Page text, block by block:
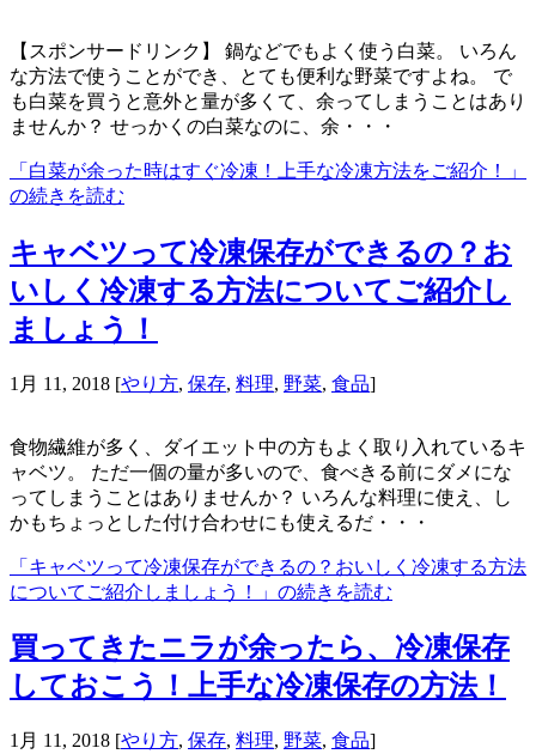
【スポンサードリンク】 鍋などでもよく使う白菜。 いろん
な方法で使うことができ、とても便利な野菜ですよね。 で
も白菜を買うと意外と量が多くて、余ってしまうことはあり
ませんか？ せっかくの白菜なのに、余・・・
「白菜が余った時はすぐ冷凍！上手な冷凍方法をご紹介！」
の続きを読む
キャベツって冷凍保存ができるの？お
いしく冷凍する方法についてご紹介し
ましょう！
1月 11, 2018 [やり方, 保存, 料理, 野菜, 食品]
食物繊維が多く、ダイエット中の方もよく取り入れているキ
ャベツ。 ただ一個の量が多いので、食べきる前にダメにな
ってしまうことはありませんか？ いろんな料理に使え、し
かもちょっとした付け合わせにも使えるだ・・・
「キャベツって冷凍保存ができるの？おいしく冷凍する方法
についてご紹介しましょう！」の続きを読む
買ってきたニラが余ったら、冷凍保存
しておこう！上手な冷凍保存の方法！
1月 11, 2018 [やり方, 保存, 料理, 野菜, 食品]